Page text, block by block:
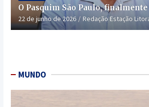
O Pasquim São Paulo,
22 de junho de 2026 Redação Estação
MUNDO